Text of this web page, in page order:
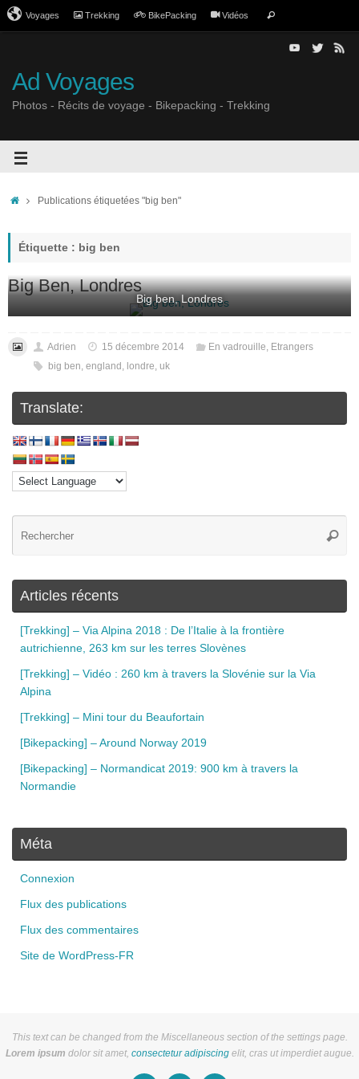
Voyages Trekking BikePacking Vidéos
Ad Voyages
Photos - Récits de voyage - Bikepacking - Trekking
Publications étiquetées "big ben"
Étiquette : big ben
Big Ben, Londres
Big ben, Londres
Adrien 15 décembre 2014 En vadrouille, Etrangers
big ben, england , londre, uk
Translate:
Articles récents
[Trekking] – Via Alpina 2018 : De l’Italie à la frontière
autrichienne, 263 km sur les terres Slovènes
[Trekking] – Vidéo : 260 km à travers la Slovénie sur la Via
Alpina
[Trekking] – Mini tour du Beaufortain
[Bikepacking] – Around Norway 2019
[Bikepacking] – Normandicat 2019: 900 km à travers la
Normandie
Méta
Connexion
Flux des publications
Flux des commentaires
Site de WordPress-FR
This text can be changed from the Miscellaneous section of the settings page.
Lorem ipsum dolor sit amet, consectetur adipiscingelit, cras ut imperdiet augue.